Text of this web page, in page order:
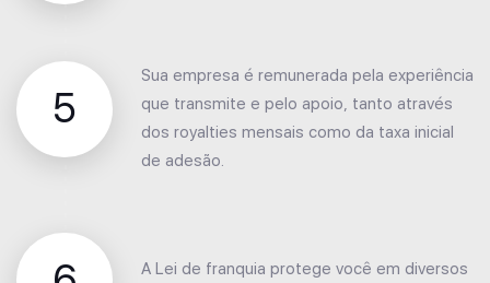
5
Sua empresa é remunerada pela experiência
que transmite e pelo apoio, tanto através
dos royalties mensais como da taxa inicial
de adesão.
A Lei de franquia protege você em diversos